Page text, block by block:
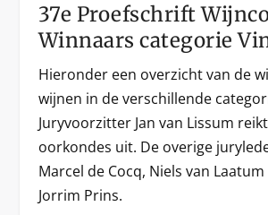
37e Proefschrift
Winnaars categorie
Hieronder een overzicht van de
wijnen in de verschillende
Juryvoorzitter Jan van Lissum
oorkondes uit. De overige
Marcel de Cocq, Niels van
Jorrim Prins.